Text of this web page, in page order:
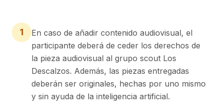
1
En caso de añadir contenido audiovisual, el
participante deberá de ceder los derechos de
la pieza audiovisual al grupo scout Los
Descalzos. Además, las piezas entregadas
deberán ser originales, hechas por uno mismo
y sin ayuda de la inteligencia artificial.